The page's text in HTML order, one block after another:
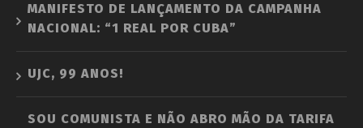
MANIFESTO DE LANÇAMENTO DA CAMPANHA
NACIONAL: “1 REAL POR CUBA”
UJC, 99 ANOS!
SOU COMUNISTA E NÃO ABRO MÃO DA TARIFA